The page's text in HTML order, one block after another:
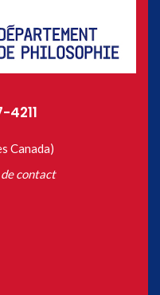
4211
Canada)
contact